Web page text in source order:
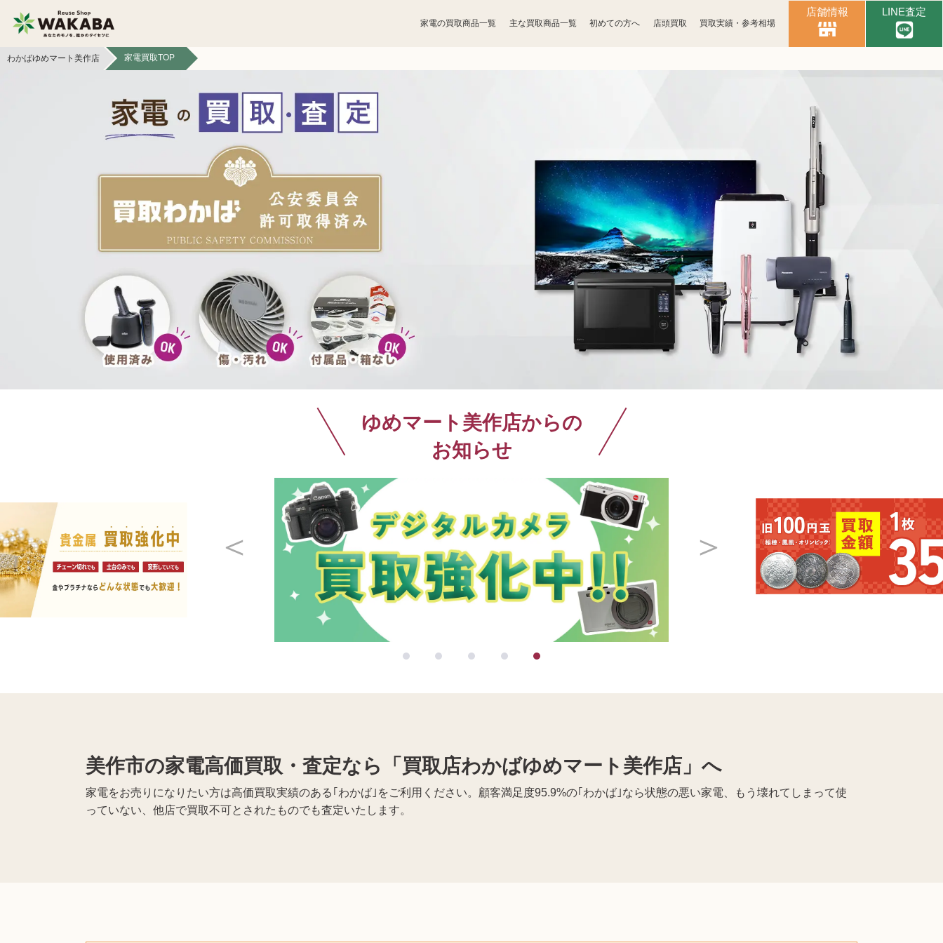
家電の買取商品一覧 主な買取商品一覧
切手買取 テレカ買取 香水買取 カメラ買取
鉄道模型買取
パソコン
周辺機器買取
スマホ買取 文具買取
ライター買取 骨董品買取 食器買取 金券買取
イヤホン
ヘッドホン買取
釣具買取 アパレル買取 照明・ライト買取
おもちゃ買取 電子辞書買取 黒電話買取 携帯電話買取 着物買取
Apple買取 レコード買取 仏具買取
初めての方へ 店頭買取 買取実績・参考相場
店舗情報 LINE査定
わかばゆめマート美作店 家電買取TOP
ゆめマート美作店からの
お知らせ
美作市の家電高価買取・査定なら「買取店わかばゆめマート美作店」へ
家電をお売りになりたい方は高価買取実績のある｢わかば｣をご利用ください。顧客満足度95.9%の｢わかば｣なら状態の悪い家電、もう壊れてしまって使
っていない、他店で買取不可とされたものでも査定いたします。